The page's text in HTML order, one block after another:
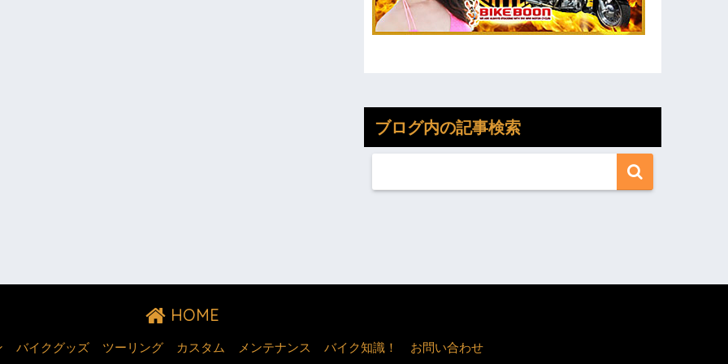
ブログ内の記事検索
HOME
バイクグッズ ツーリング カスタム メンテナンス バイク知識！ お問い合わせ